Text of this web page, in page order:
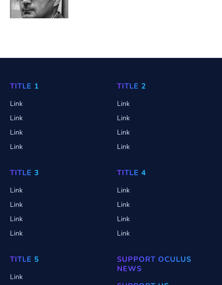
TITLE 1
Link
Link
Link
Link
TITLE 2
Link
Link
Link
Link
TITLE 3
Link
Link
Link
Link
TITLE 4
Link
Link
Link
Link
TITLE 5
Link
SUPPORT OCULUS
NEWS